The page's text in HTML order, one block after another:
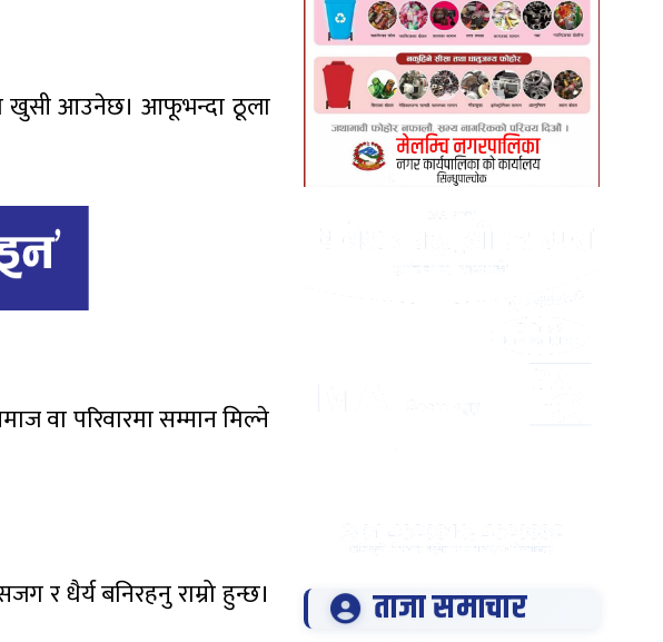
खुसी आउनेछ। आफूभन्दा ठूला
वा परिवारमा सम्मान मिल्ने
धैर्य बनिरहनु राम्रो हुन्छ।
ताजा समाचार